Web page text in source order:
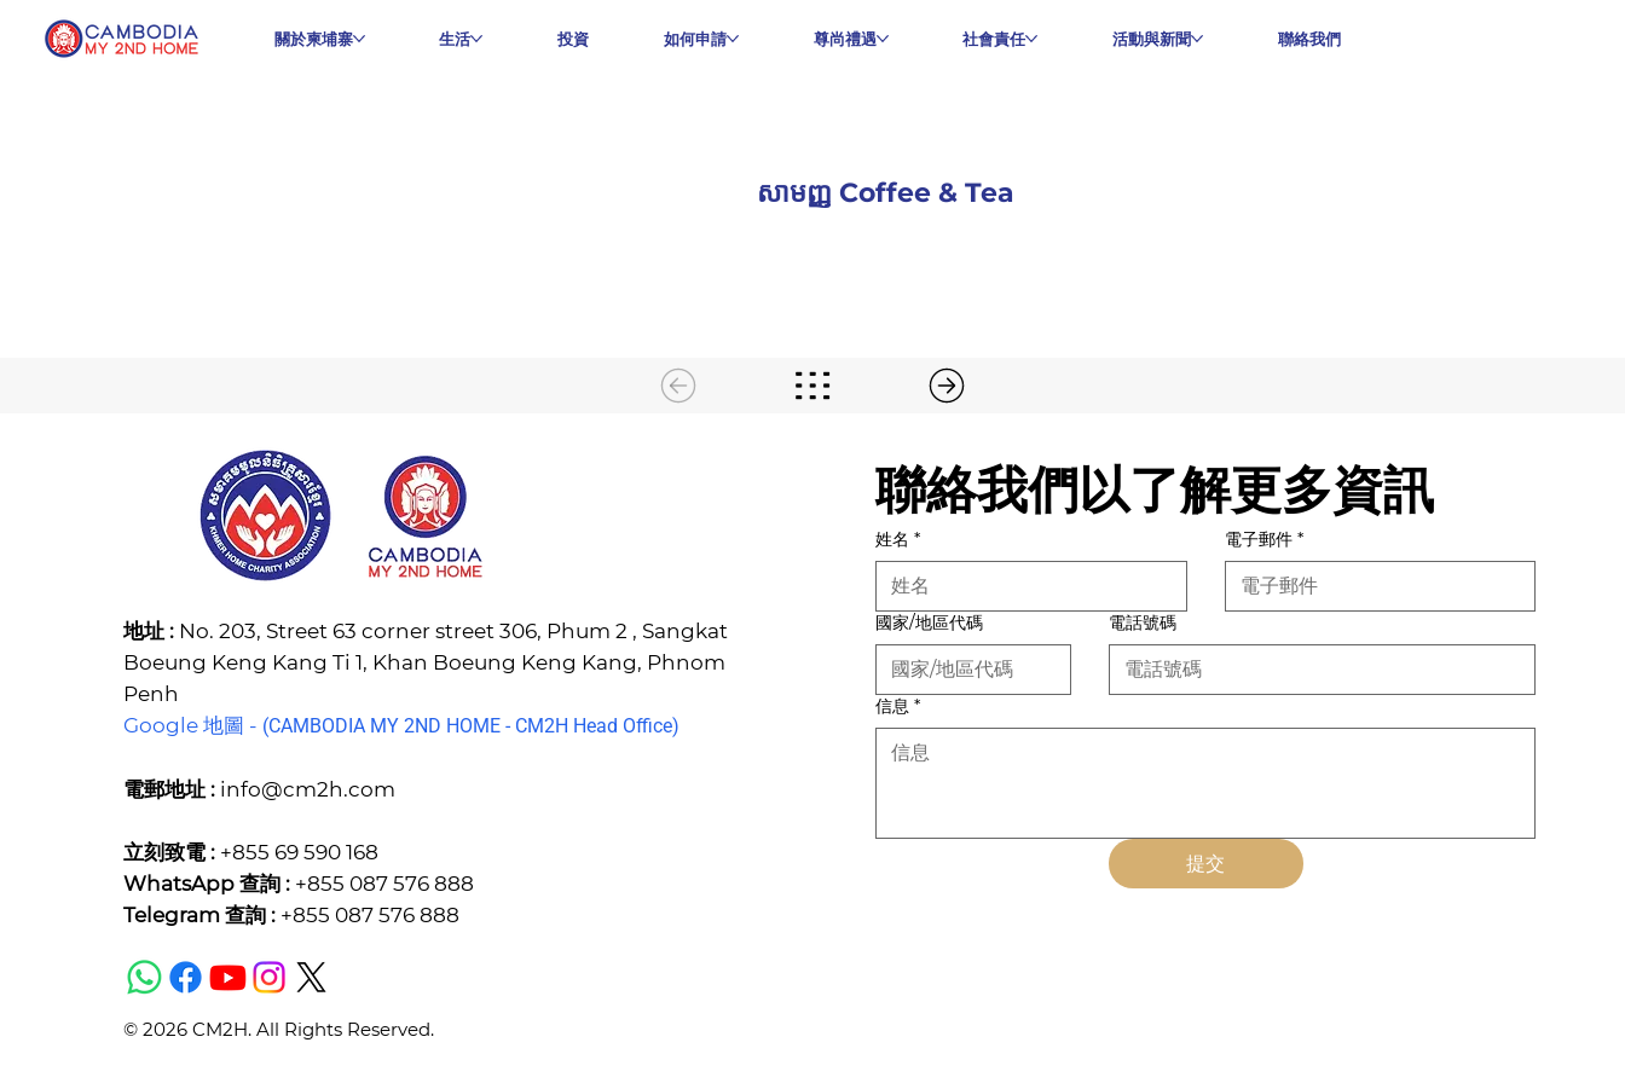
關於柬埔寨 生活 投資 如何申請 尊尚禮遇 社會責任 活動與新聞 聯絡我們
សាមញ្ញ Coffee & Tea
地址 :No. 203, Street 63 corner street 306, Phum 2 , Sangkat
Boeung Keng Kang Ti 1, Khan Boeung Keng Kang, Phnom
Penh
Google 地圖 - (CAMBODIA MY 2ND HOME - CM2H Head Office)
電郵地址 : info@cm2h.com
立刻致電 :+855 69 590 168
WhatsApp 查詢 :+855 087 576 888
Telegram 查詢 :+855 087 576 888
© 2026 CM2H. All Rights Reserved.
聯絡我們以了解更多資訊
姓名 * 電子郵件 *
國家/地區代碼 電話號碼
信息 *
提交